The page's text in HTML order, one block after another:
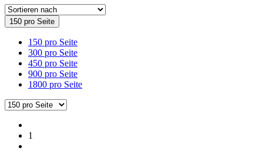
150 pro Seite
150 pro Seite
300 pro Seite
450 pro Seite
900 pro Seite
1800 pro Seite
1